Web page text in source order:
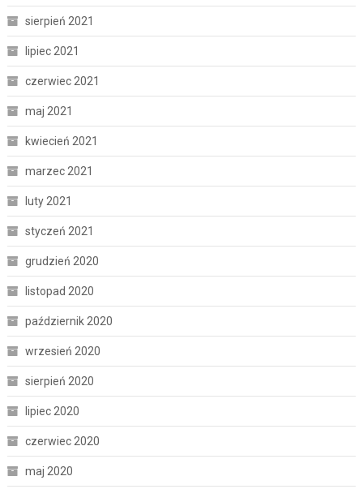
sierpień 2021
lipiec 2021
czerwiec 2021
maj 2021
kwiecień 2021
marzec 2021
luty 2021
styczeń 2021
grudzień 2020
listopad 2020
październik 2020
wrzesień 2020
sierpień 2020
lipiec 2020
czerwiec 2020
maj 2020